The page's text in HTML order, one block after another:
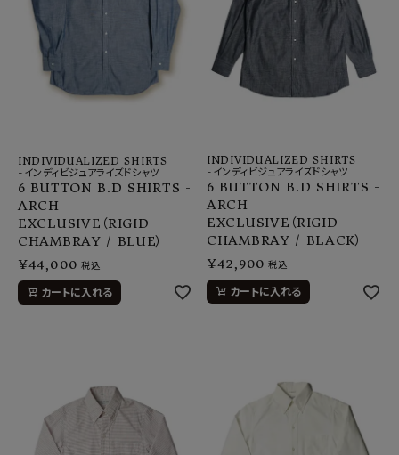
INDIVIDUALIZED SHIRTS
-インディビジュアライズドシャツ
6 BUTTON B.D SHIRTS -
ARCH
EXCLUSIVE（RIGID
CHAMBRAY / BLUE）
¥44,000 税込
カートに入れる
INDIVIDUALIZED SHIRTS
-インディビジュアライズドシャツ
6 BUTTON B.D SHIRTS -
ARCH
EXCLUSIVE（RIGID
CHAMBRAY / BLACK）
¥42,900 税込
カートに入れる